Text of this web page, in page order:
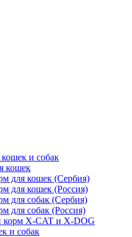
и собак
кошек
для кошек (Сербия)
для кошек (Россия)
для собак (Сербия)
для собак (Россия)
корм X-CAT и X-DOG
и собак